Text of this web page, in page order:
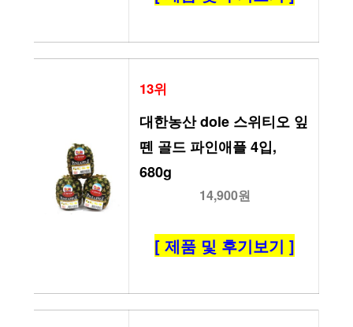
13위
대한농산 dole 스위티오 잎
뗀 골드 파인애플 4입,
680g
14,900원
[ 제품 및 후기보기 ]